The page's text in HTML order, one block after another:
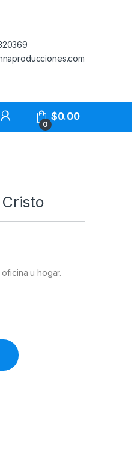
0
$0.00
u hogar.